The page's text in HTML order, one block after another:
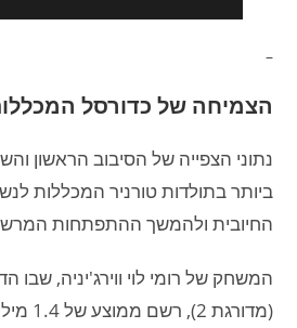
–
הצמיחה של כדורסל
נתוני הצפייה של הסיבוב הראשון
ביותר בתולדות טורניר המכללות
החיובית ולהמשך ההתפתחות
המשחק של רומי לוי ווירג'יניה, שבו